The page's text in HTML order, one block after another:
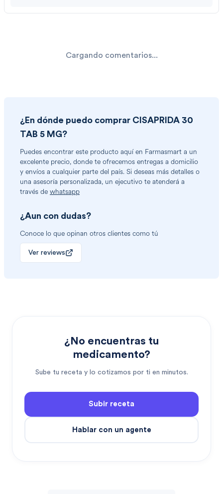
Cargando comentarios...
¿En dónde puedo comprar CISAPRIDA 30
TAB 5 MG?
Puedes encontrar este producto aquí en Farmasmart a un
excelente precio, donde te ofrecemos entregas a domicilio
y envíos a cualquier parte del país. Si deseas más detalles o
una asesoría personalizada, un ejecutivo te atenderá a
través de whatsapp
¿Aun con dudas?
Conoce lo que opinan otros clientes como tú
Ver reviews
¿No encuentras tu
medicamento?
Sube tu receta y lo cotizamos por ti en minutos.
Subir receta
Hablar con un agente